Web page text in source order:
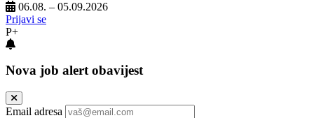
06.08. – 05.09.2026
Prijavi se
P+
Nova job alert obavijest
Email adresa